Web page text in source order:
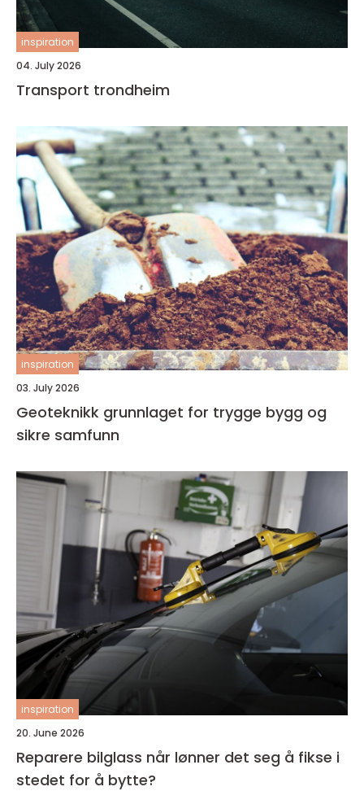
inspiration
04. July 2026
Transport trondheim
inspiration
03. July 2026
Geoteknikk grunnlaget for trygge bygg og
sikre samfunn
inspiration
20. June 2026
Reparere bilglass når lønner det seg å fikse i
stedet for å bytte?